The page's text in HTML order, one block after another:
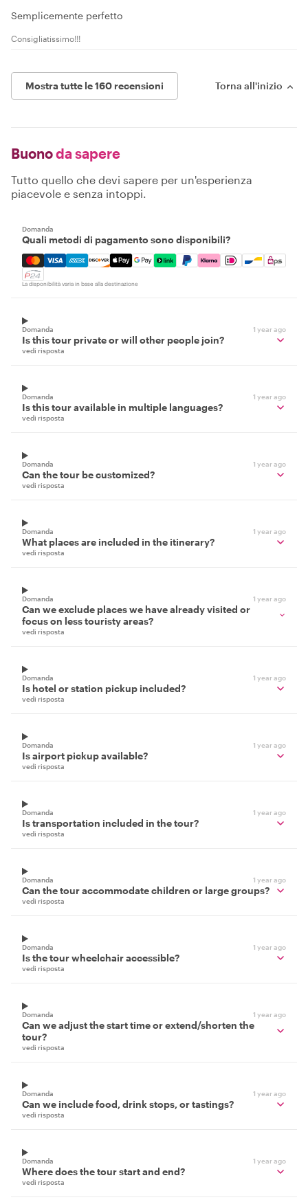
Semplicemente perfetto
Consigliatissimo!!!
Mostra tutte le 160 recensioni Torna all'inizio
Buonoda sapere
Tutto quello che devi sapere per un'esperienza
piacevole e senza intoppi.
Domanda
Quali metodi di pagamento sono disponibili?
Mastercard, Visa, Amex, Discover, Apple Pay, Google
La disponibilità varia in base alla destinazione
Domanda 1 year ago
Is this tour private or will other people join?
vedi risposta
Domanda 1 year ago
Is this tour available in multiple languages?
vedi risposta
Domanda 1 year ago
Can the tour be customized?
vedi risposta
Domanda 1 year ago
What places are included in the itinerary?
vedi risposta
Domanda 1 year ago
Can we exclude places we have already visited or
focus on less touristy areas?
vedi risposta
Domanda 1 year ago
Is hotel or station pickup included?
vedi risposta
Domanda 1 year ago
Is airport pickup available?
vedi risposta
Domanda 1 year ago
Is transportation included in the tour?
vedi risposta
Domanda 1 year ago
Can the tour accommodate children or large groups?
vedi risposta
Domanda 1 year ago
Is the tour wheelchair accessible?
vedi risposta
Domanda 1 year ago
Can we adjust the start time or extend/shorten the
tour?
vedi risposta
Domanda 1 year ago
Can we include food, drink stops, or tastings?
vedi risposta
Domanda 1 year ago
Where does the tour start and end?
vedi risposta